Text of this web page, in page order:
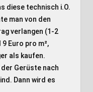
diese technisch i.O.
man von den
verlangen (1-2
Euro pro m²,
als kaufen.
Gerüste nach
Dann wird es